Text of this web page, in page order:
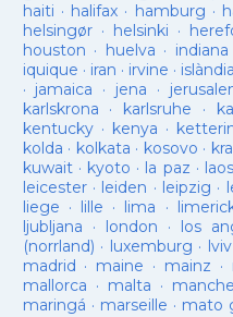
haiti · halifax · hamburg ·
helsingør· helsinki ·
houston · huelva · indiana
iquique · iran · irvine · islàndia
· jamaica · jena ·
karlskrona · karlsruhe ·
kentucky· kenya ·
kolda · kolkata · kosovo ·
kuwait· kyoto · la paz · laos
leicester· leiden · leipzig ·
liege · lille · lima ·
ljubljana · london · los
(norrland) · luxemburg · lviv
madrid · maine · mainz ·
mallorca · malta ·
maringá · marseille · mato